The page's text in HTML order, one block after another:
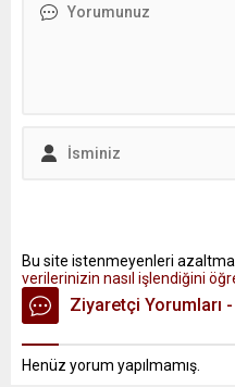
Bu site istenmeyenleri
verilerinizin nasıl işlendiğini
Ziyaretçi Yorumları
Henüz yorum yapılmamış.